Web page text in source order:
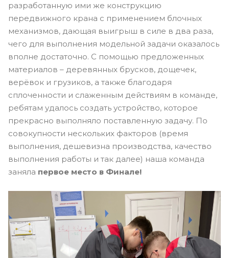
разработанную ими же конструкцию
передвижного крана с применением блочных
механизмов, дающая выигрыш в силе в два раза,
чего для выполнения модельной задачи оказалось
вполне достаточно. С помощью предложенных
материалов – деревянных брусков, дощечек,
верёвок и грузиков, а также благодаря
сплоченности и слаженным действиям в команде,
ребятам удалось создать устройство, которое
прекрасно выполняло поставленную задачу. По
совокупности нескольких факторов (время
выполнения, дешевизна производства, качество
выполнения работы и так далее) наша команда
заняла первое место в Финале!